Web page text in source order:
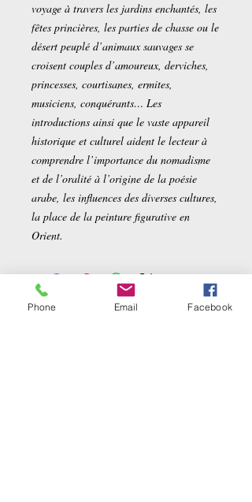
voyage à travers les jardins enchantés, les
fêtes princières, les parties de chasse ou le
désert peuplé d’animaux sauvages se
croisent couples d’amoureux, derviches,
princesses, courtisanes, ermites,
musiciens, conquérants… Les
introductions ainsi que le vaste appareil
historique et culturel aident le lecteur à
comprendre l’importance du nomadisme
et de l’oralité à l’origine de la poésie
arabe, les influences des diverses cultures,
la place de la peinture figurative en
Orient.
Phone Email Facebook